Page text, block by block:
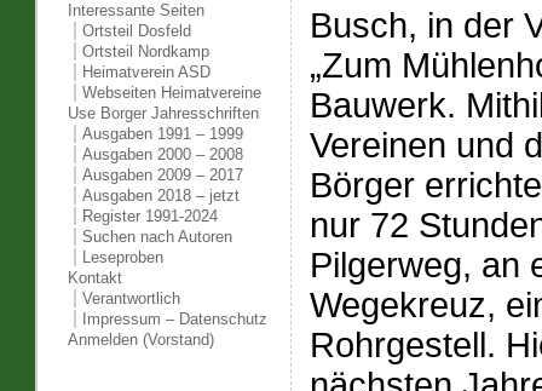
Interessante Seiten
Ortsteil Dosfeld
Ortsteil Nordkamp
Heimatverein ASD
Webseiten Heimatvereine
Use Borger Jahresschriften
Ausgaben 1991 – 1999
Ausgaben 2000 – 2008
Ausgaben 2009 – 2017
Ausgaben 2018 – jetzt
Register 1991-2024
Suchen nach Autoren
Leseproben
Kontakt
Verantwortlich
Impressum – Datenschutz
Anmelden (Vorstand)
Busch, in der
„Zum
Bauwerk.
Vereinen und
Börger
nur 72
Pilgerweg, an
Wegekreuz,
Rohrgestell.